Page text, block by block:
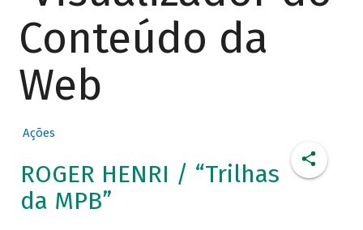
Conteúdo da
Web
Ações
ROGER HENRI / “Trilhas
da MPB”